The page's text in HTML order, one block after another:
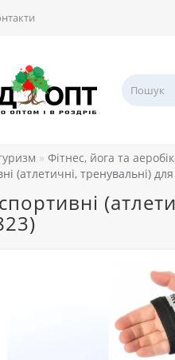
Фітнес, йога та
(атлетичні, тренувальні)